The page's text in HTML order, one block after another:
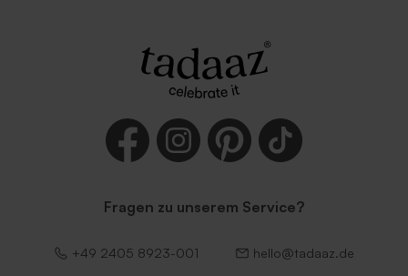
Fragen zu unserem Service?
+49 2405 8923-001 hello@tadaaz.de